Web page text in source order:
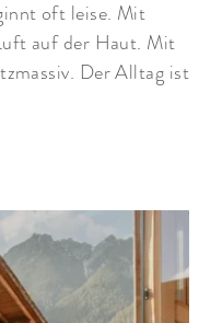
oft leise. Mit
auf der Haut. Mit
Der Alltag ist